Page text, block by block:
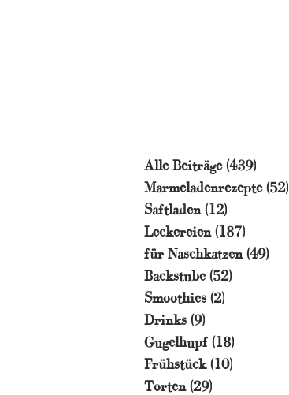
Alle Beiträge (439)
Marmeladenrezepte (52)
Saftladen (12)
Leckereien (187)
für Naschkatzen (49)
Backstube (52)
Smoothies (2)
Drinks (9)
Gugelhupf (18)
Frühstück (10)
Torten (29)